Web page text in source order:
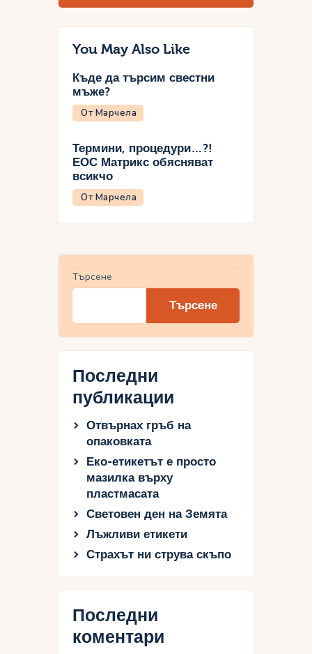
You May Also Like
Къде да търсим свестни
мъже?
От Марчела
Термини, процедури…?!
ЕОС Матрикс обясняват
всикчо
От Марчела
Търсене
Търсене
Последни
публикации
Отвърнах гръб на
опаковката
Еко-етикетът е просто
мазилка върху
пластмасата
Световен ден на Земята
Лъжливи етикети
Страхът ни струва скъпо
Последни
коментари